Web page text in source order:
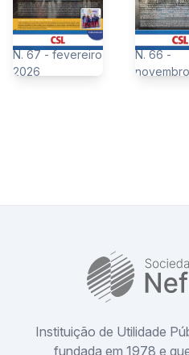
N. 67 - fevereiro
2026
N. 66 -
Instituição de Utilidade
fundada em 1978 e